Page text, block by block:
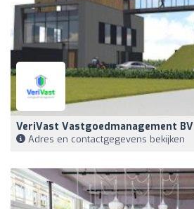
VeriVast Vastgoedmanagement BV
Adres en contactgegevens bekijken